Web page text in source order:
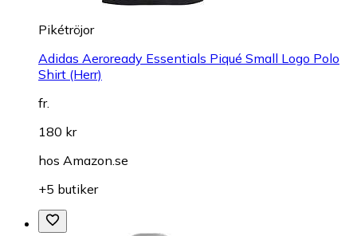
Pikétröjor
Adidas Aeroready Essentials Piqué Small Logo Polo
Shirt (Herr)
fr.
180 kr
hos Amazon.se
+5 butiker